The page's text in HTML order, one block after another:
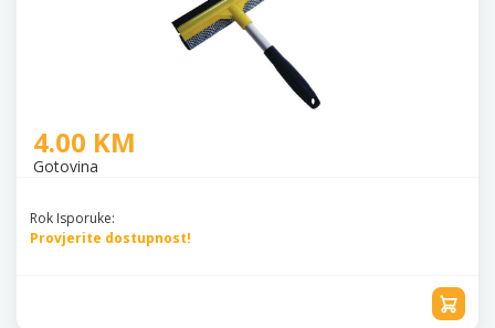
4.00 KM
Gotovina
Rok Isporuke:
Provjerite dostupnost!